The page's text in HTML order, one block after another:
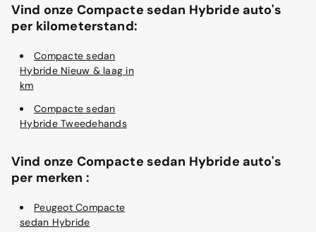
Vind onze Compacte sedan Hybride auto's
per kilometerstand:
Compacte sedan
Hybride Nieuw & laag in
km
Compacte sedan
Hybride Tweedehands
Vind onze Compacte sedan Hybride auto's
per merken :
Peugeot Compacte
sedan Hybride